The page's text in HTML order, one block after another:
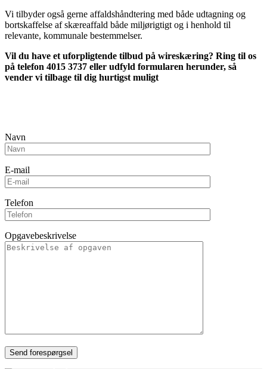
Vi tilbyder også gerne affaldshåndtering med både udtagning og
bortskaffelse af skæreaffald både miljørigtigt og i henhold til
relevante, kommunale bestemmelser.
Vil du have et uforpligtende tilbud på wireskæring? Ring til os
på telefon 4015 3737 eller udfyld formularen herunder, så
vender vi tilbage til dig hurtigst muligt
Navn
E-mail
Telefon
Udfyld ikke dette felt
Opgavebeskrivelse